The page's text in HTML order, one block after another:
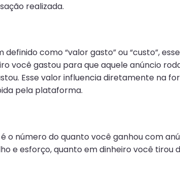
realizada.
definido como “valor gasto” ou “custo”,
você gastou para que aquele anúncio
Esse valor influencia diretamente na
pela plataforma.
o número do quanto você ganhou com
e esforço, quanto em dinheiro você tirou